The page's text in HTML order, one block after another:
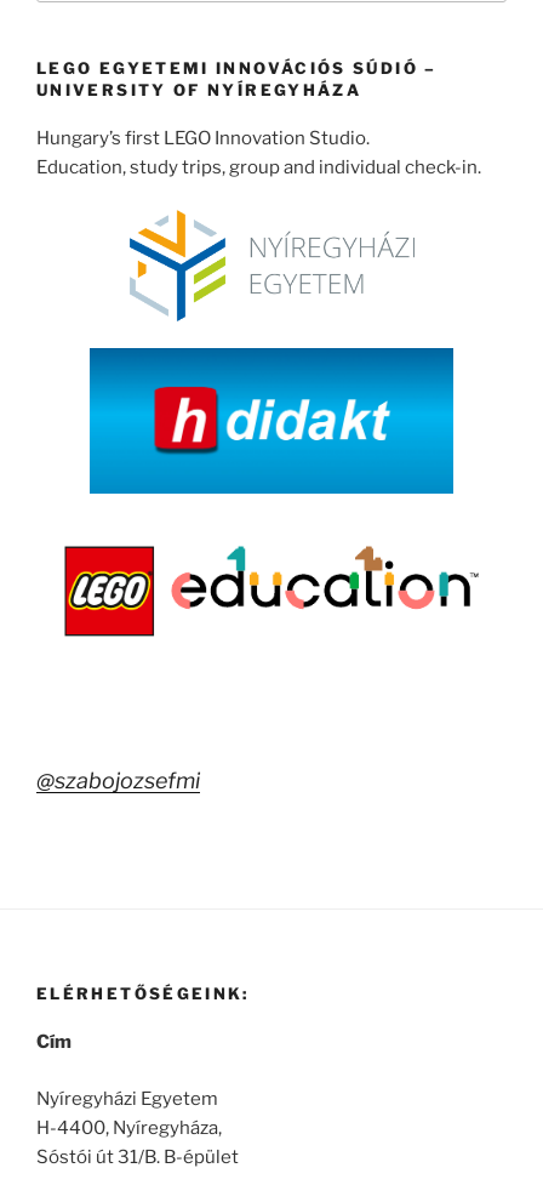
LEGO EGYETEMI INNOVÁCIÓS SÚDIÓ –
UNIVERSITY OF NYÍREGYHÁZA
Hungary’s first LEGO Innovation Studio.
Education, study trips, group and individual check-in.
@szabojozsefmi
ELÉRHETŐSÉGEINK:
Cím
Nyíregyházi Egyetem
H-4400, Nyíregyháza,
Sóstói út 31/B. B-épület